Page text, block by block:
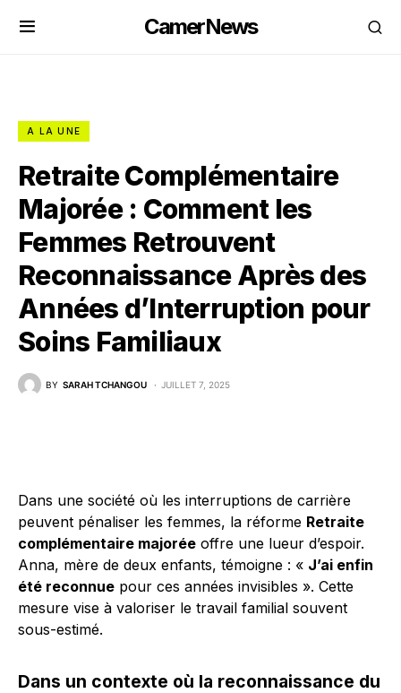
CamerNews
A LA UNE
Retraite Complémentaire
Majorée : Comment les
Femmes Retrouvent
Reconnaissance Après des
Années d’Interruption pour
Soins Familiaux
BY SARAH TCHANGOU JUILLET 7, 2025
Dans une société où les interruptions de carrière
peuvent pénaliser les femmes, la réforme Retraite
complémentaire majorée offre une lueur d’espoir.
Anna, mère de deux enfants, témoigne : « J’ai enfin
été reconnue pour ces années invisibles ». Cette
mesure vise à valoriser le travail familial souvent
sous-estimé.
Dans un contexte où la reconnaissance du